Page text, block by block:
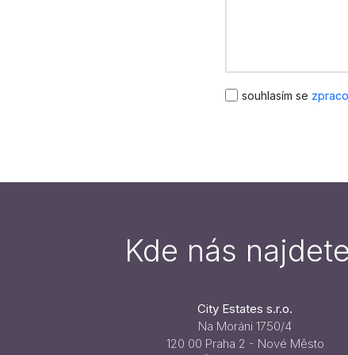
souhlasím se
Kde nás
City Estates s.r.o.
Na Moráni 1750/4
120 00 Praha 2 - Nové Město